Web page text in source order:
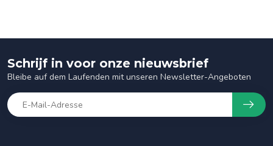
Schrijf in voor onze nieuwsbrief
Bleibe auf dem Laufenden mit unseren Newsletter-Angeboten